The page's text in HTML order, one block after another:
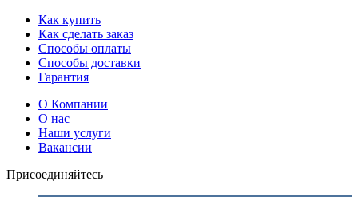
Как купить
Как сделать заказ
Способы оплаты
Способы доставки
Гарантия
О Компании
О нас
Наши услуги
Вакансии
Присоединяйтесь